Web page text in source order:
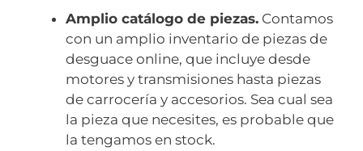
Amplio catálogo de piezas. Contamos
con un amplio inventario de piezas de
desguace online, que incluye desde
motores y transmisiones hasta piezas
de carrocería y accesorios. Sea cual sea
la pieza que necesites, es probable que
la tengamos en stock.